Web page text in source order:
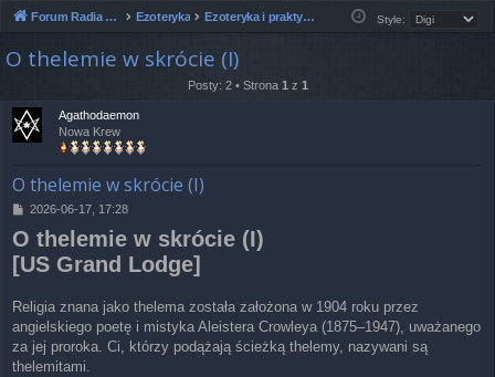
Forum Radia Paranormalium Ezoteryka Ezoteryka i praktyki duchowe Style:
O thelemie w skrócie (I)
Posty: 2 • Strona 1 z 1
Agathodaemon
Nowa Krew
O thelemie w skrócie (I)
P
s
2026-06-17, 17:28
O thelemie w skrócie (I)
[US Grand Lodge]
Religia znana jako thelema została założona w 1904 roku przez
angielskiego poetę i mistyka Aleistera Crowleya (1875–1947), uważanego
za jej proroka. Ci, którzy podążają ścieżką thelemy, nazywani są
thelemitami.